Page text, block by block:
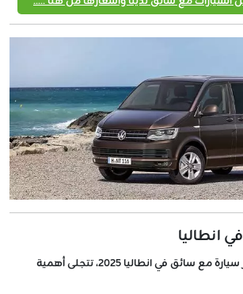
انطاليا
عند التفكير في استئجار سيارة مع سائق في انطاليا 2025، تتجلى أهمية